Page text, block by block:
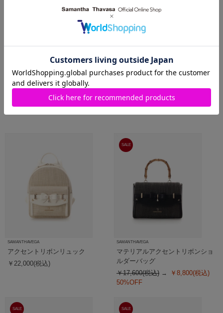
♡
SAMANTHAVEGA
MORE
関連商品
SAMANTHAVEGA
アクセントリボンリュック
￥22,000(税込)
SALE
SAMANTHAVEGA
マテリアルアクセントリボンショ
ルダーバッグ
￥17,600(税込)
￥8,800(税込)
50%OFF
SALE SALE